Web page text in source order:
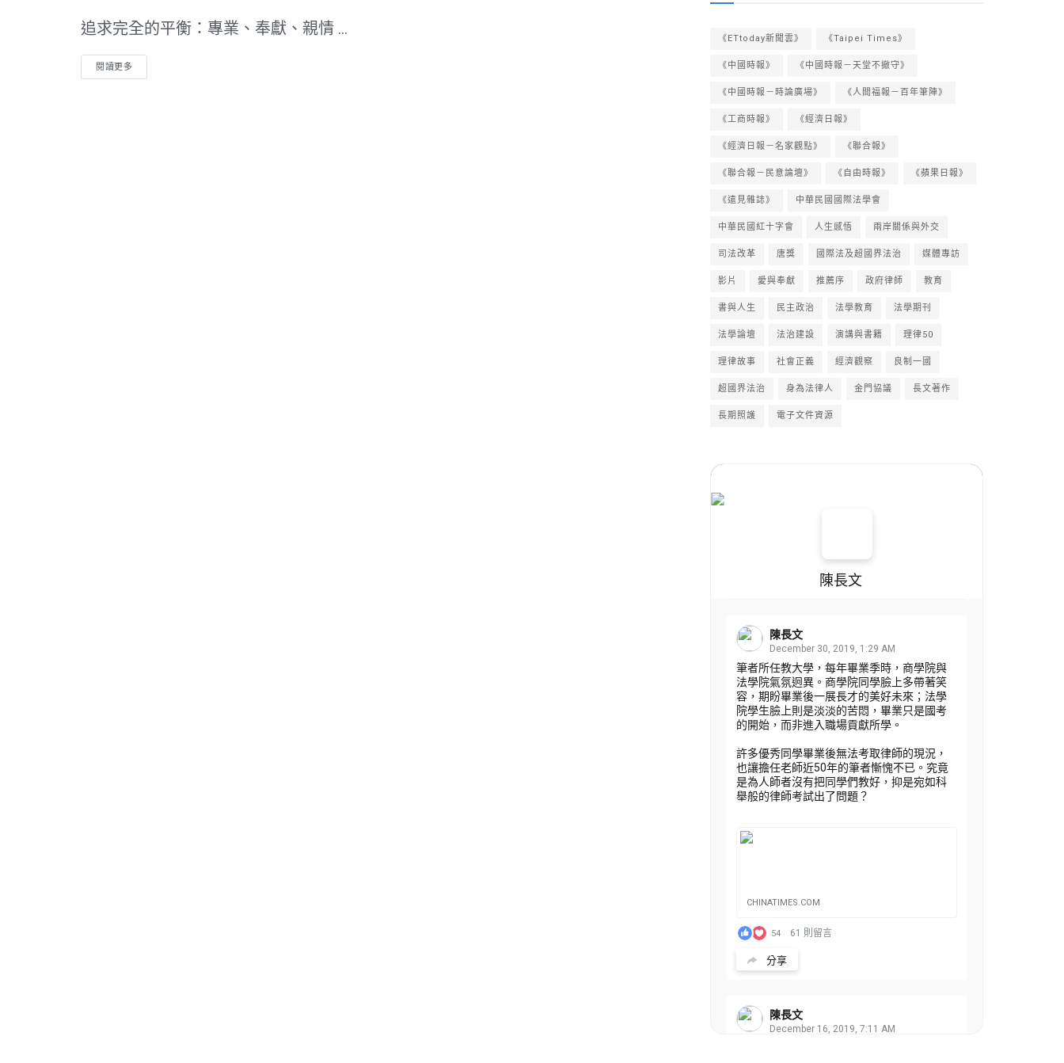
追求完全的平衡：專業、奉獻、親情 ...
閱讀更多
《ETtoday新聞雲》 《Taipei Times》
《中國時報》 《中國時報－天堂不撤守》
《中國時報－時論廣場》 《人間福報－百年筆陣》
《工商時報》 《經濟日報》
《經濟日報－名家觀點》 《聯合報》
《聯合報－民意論壇》 《自由時報》 《蘋果日報》
《遠見雜誌》 中華民國國際法學會
中華民國紅十字會 人生感悟 兩岸關係與外交
司法改革 唐獎 國際法及超國界法治 媒體專訪
影片 愛與奉獻 推薦序 政府律師 教育
書與人生 民主政治 法學教育 法學期刊
法學論壇 法治建設 演講與書籍 理律50
理律故事 社會正義 經濟觀察 良制一國
超國界法治 身為法律人 金門協議 長文著作
長期照護 電子文件資源
陳長文
陳長文
December 30, 2019, 1:29 AM
筆者所任教大學，每年畢業季時，商學院與
法學院氣氛迥異。商學院同學臉上多帶著笑
容，期盼畢業後一展長才的美好未來；法學
院學生臉上則是淡淡的苦悶，畢業只是國考
的開始，而非進入職場貢獻所學。
許多優秀同學畢業後無法考取律師的現況，
也讓擔任老師近50年的筆者慚愧不已。究竟
是為人師者沒有把同學們教好，抑是宛如科
舉般的律師考試出了問題？
CHINATIMES.COM
54 61 則留言
分享
陳長文
December 16, 2019, 7:11 AM